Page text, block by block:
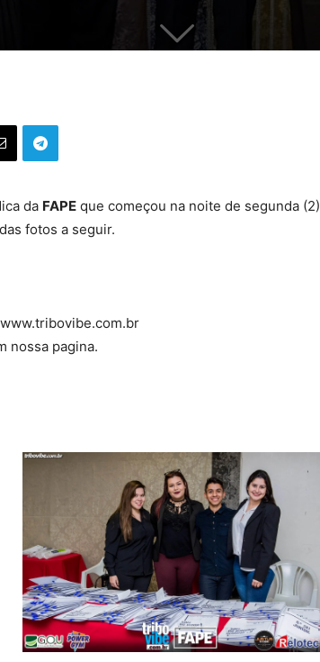
da FAPE que começou na noite de segunda (2)
fotos a seguir.
nossa pagina.